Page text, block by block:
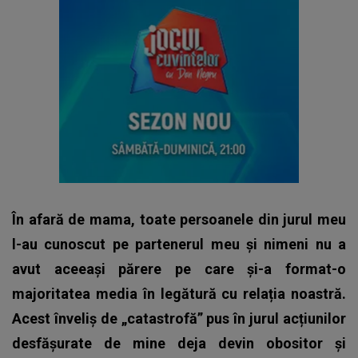
În afară de mama, toate persoanele din jurul meu
l-au cunoscut pe partenerul meu și nimeni nu a
avut aceeași părere pe care și-a format-o
majoritatea media în legătură cu relația noastră.
Acest înveliș de „catastrofă” pus în jurul acțiunilor
desfășurate de mine deja devin obositor și